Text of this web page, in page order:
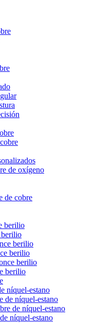
de oxígeno
de cobre
berilio
berilio
berilio
berilio
berilio
berilio
níquel-estano
de níquel-estano
de níquel-estano
níquel-estano